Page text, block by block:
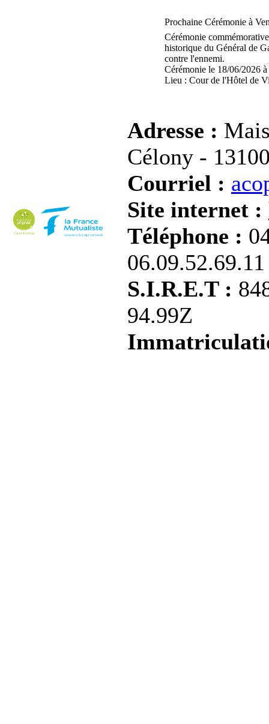
Prochaine Cérémonie à
Cérémonie
historique du Général de
contre l'ennemi.
Cérémonie le 18/06/2026
Lieu : Cour de l'Hôtel de
Adresse :
Célony -
Courriel :
Site internet :
Téléphone :
06.09.52.69.11
S.I.R.E.T :
94.99Z